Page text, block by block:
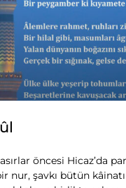
öncesi Hicaz’da
nur, şavkı bütün